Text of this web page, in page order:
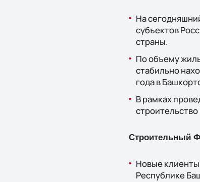
На
субъектов
страны.
По объему
стабильно
года в
В рамках
Строительный
Новые
Республике